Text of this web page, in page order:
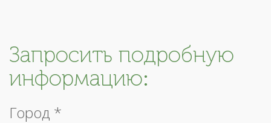
Запросить подробную
информацию:
Город *